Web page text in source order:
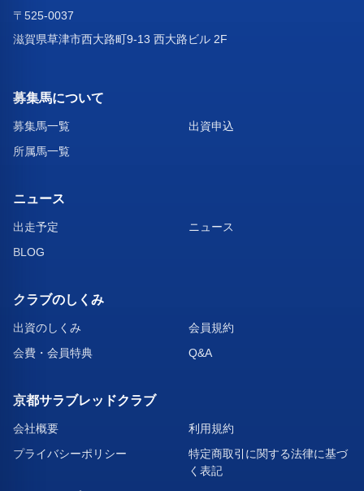
〒525-0037
滋賀県草津市西大路町9-13 西大路ビル 2F
募集馬について
募集馬一覧
出資申込
所属馬一覧
ニュース
出走予定
ニュース
BLOG
クラブのしくみ
出資のしくみ
会員規約
会費・会員特典
Q&A
京都サラブレッドクラブ
会社概要
利用規約
プライバシーポリシー
特定商取引に関する法律に基づ
く表記